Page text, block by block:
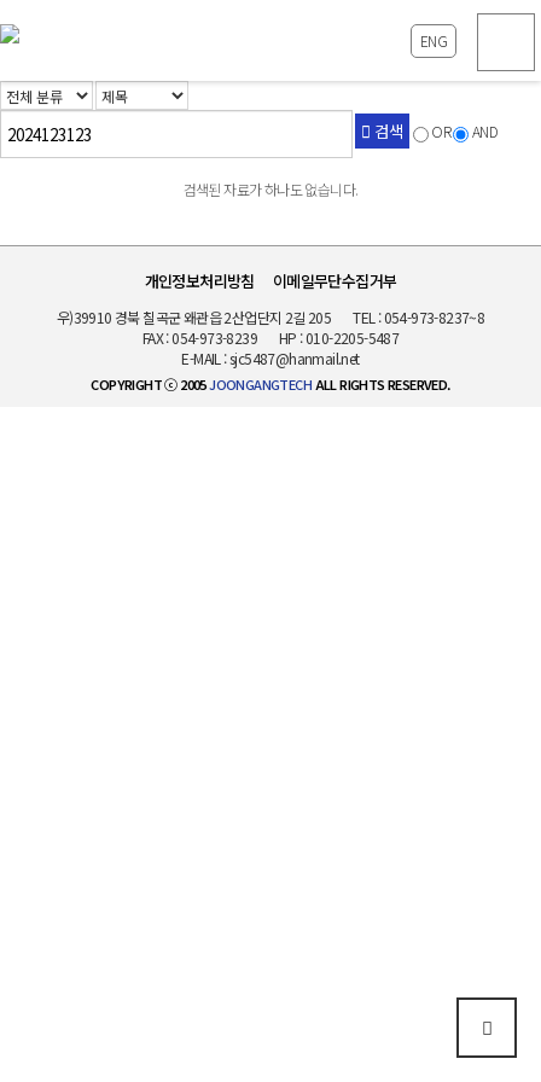
ENG
검색 OR AND
검색된 자료가 하나도 없습니다.
개인정보처리방침 이메일무단수집거부
우)39910 경북 칠곡군 왜관읍 2산업단지 2길 205 TEL :054-973-8237~8
FAX : 054-973-8239
HP :010-2205-5487
E-MAIL :sjc5487@hanmail.net
COPYRIGHT ⓒ 2005JOONGANGTECH ALL RIGHTS RESERVED.